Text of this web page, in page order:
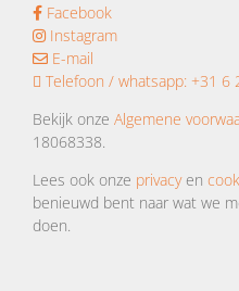
Facebook
Instagram
E-mail
Telefoon / whatsapp: +31 6
Bekijk onze Algemene
18068338.
Lees ook onze privacyen
benieuwd bent naar wat we
doen.